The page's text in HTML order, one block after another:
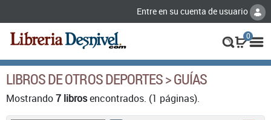
Entre en su cuenta de usuario
0
LIBROS DE OTROS DEPORTES > GUÍAS
Mostrando7 librosencontrados. (1 páginas).